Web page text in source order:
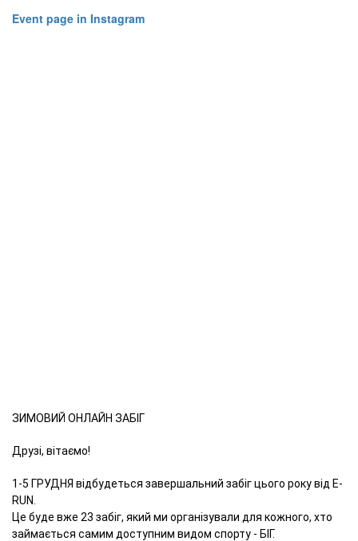
Event page in Instagram
ЗИМОВИЙ ОНЛАЙН ЗАБІГ
Друзі, вітаємо!
1-5 ГРУДНЯ відбудеться завершальний забіг цього року від E-
RUN.
Це буде вже 23 забіг, який ми організували для кожного, хто
займається самим доступним видом спорту - БІГ.